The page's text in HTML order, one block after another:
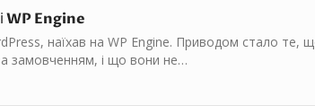
WP Engine
наїхав на WP Engine. Приводом стало те,
замовченням, і що вони не…